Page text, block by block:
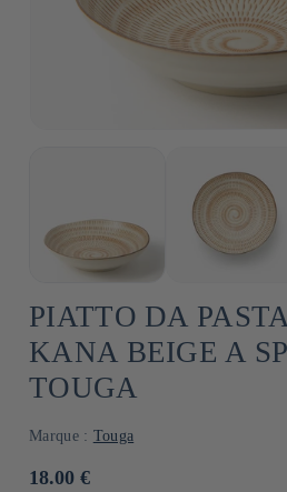
PIATTO DA
KANA BEIGE A
TOUGA
Marque : Touga
Prezzo
18.00 €